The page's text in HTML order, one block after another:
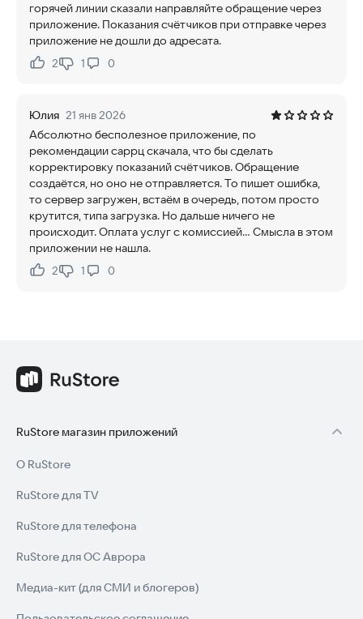
горячей линии сказали направляйте обращение через
приложение. Показания счётчиков при отправке через
приложение не дошли до адресата.
Нравится:
2Не нравится:
1 0
Юлия 21 янв 2026
Абсолютно бесполезное приложение, по
рекомендации саррц скачала, что бы сделать
корректировку показаний счётчиков. Обращение
создаётся, но оно не отправляется. То пишет ошибка,
то сервер загружен, встаём в очередь, потом просто
крутится, типа загрузка. Но дальше ничего не
происходит. Оплата услуг с комиссией... Смысла в этом
приложении не нашла.
Нравится:
2Не нравится:
1 0
RuStore магазин приложений
О RuStore
RuStore для TV
RuStore для телефона
RuStore для ОС Аврора
Медиа-кит (для СМИ и блогеров)